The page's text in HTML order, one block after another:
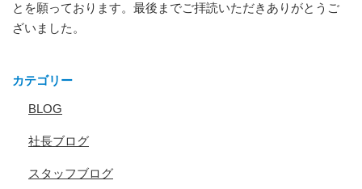
とを願っております。最後までご拝読いただきありがとうご
ざいました。
カテゴリー
BLOG
社長ブログ
スタッフブログ